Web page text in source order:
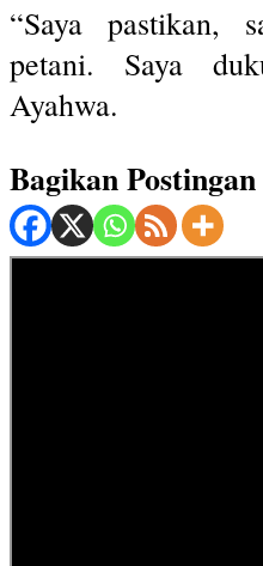
“Saya pastikan,
petani. Saya
Ayahwa.
Bagikan Postingan